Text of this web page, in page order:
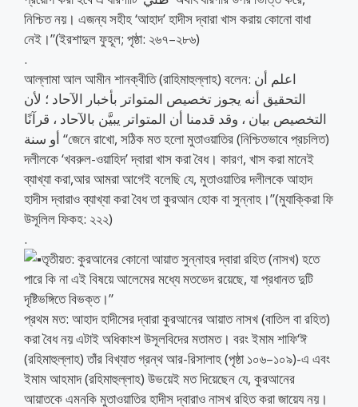
নিশ্চিত নয়। এজন্য সহীহ ‘আহাদ’ হাদীস দ্বারা খাস করায় কোনো বাধা
নেই।”(ইরশাদুল ফুহূল; পৃষ্ঠা: ২৬৭–২৮৬)
.
আল্লামা আল আমীন শানক্বীতি (রাহিমাহুল্লাহ) বলেন: اعلم أن
التحقيق أنه يجوز تخصيص المتواتر بأخبار الآحاد ؛ لأن
التخصيص بيان ، وقد قدمنا أن المتواتر يبيَّن بالآحاد ، قرآنًا
أو سنة “জেনে রাখো, সঠিক মত হলো মুতাওয়াতির (নিশ্চিতভাবে প্রচলিত)
দলীলকে ‘খবরুল-ওয়াহিদ’ দ্বারা খাস করা বৈধ। কারণ, খাস করা মানেই
ব্যাখ্যা করা,আর আমরা আগেই বলেছি যে, মুতাওয়াতির দলীলকে আহাদ
হাদীস দ্বারাও ব্যাখ্যা করা বৈধ তা কুরআন হোক বা সুন্নাহ।”(মুযাক্কিরা ফি
উসূলিল ফিকহ: ২২২)
.
তৃতীয়ত: কুরআনের কোনো আয়াত সুন্নাহর দ্বারা রহিত (নাসখ) হতে
পারে কি না এই বিষয়ে আলেমের মধ্যে মতভেদ রয়েছে, যা প্রধানত দুটি
দৃষ্টিভঙ্গিতে বিভক্ত।”
প্রথম মত: আহাদ হাদীসের দ্বারা কুরআনের আয়াত নাসখ (বাতিল বা রহিত)
করা বৈধ নয় এটাই অধিকাংশ উসূলবিদের মতামত। বরং ইমাম শাফি‘ঈ
(রহিমাহুল্লাহ) তাঁর বিখ্যাত গ্রন্থ আর-রিসালাহ (পৃষ্ঠা ১০৬–১০৯)-এ এবং
ইমাম আহমাদ (রহিমাহুল্লাহ) উভয়েই মত দিয়েছেন যে, কুরআনের
আয়াতকে এমনকি মুতাওয়াতির হাদীস দ্বারাও নাসখ রহিত করা জায়েয নয়।